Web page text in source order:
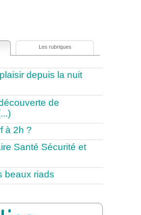
Les rubriques
depuis la nuit
de
à 2h ?
Santé Sécurité et
beaux riads